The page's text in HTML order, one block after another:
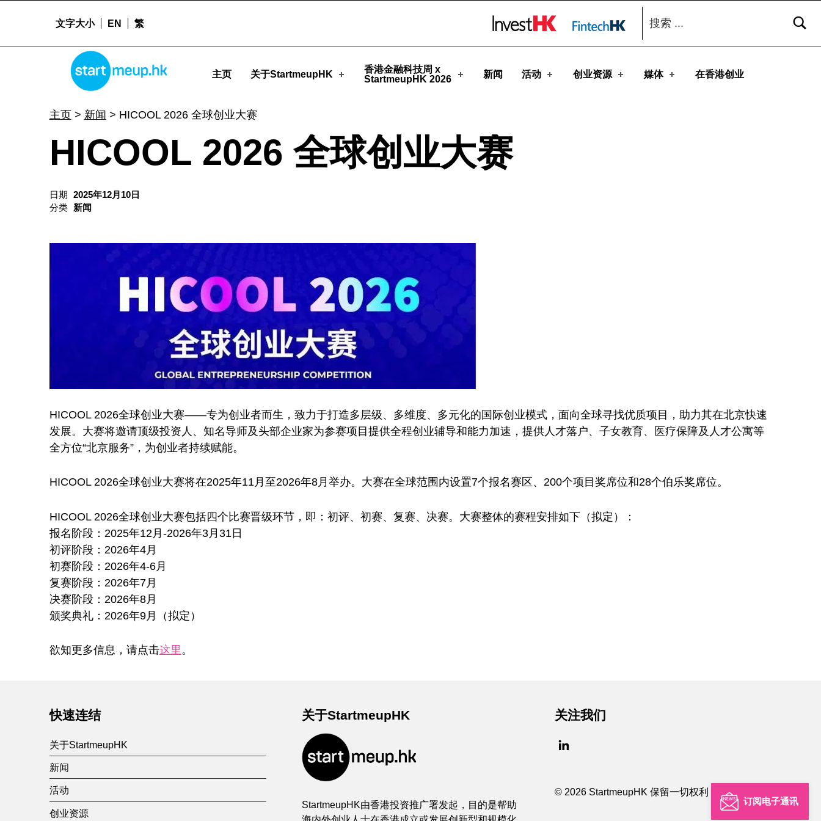
订阅电子通讯
HICOOL 2026 全球创业大赛 - StartmeupHK
STARTMEUPHK
主页 关于StartmeupHK
香港金融科技周 x
StartmeupHK 2026
新闻 活动 创业资源 媒体 在香港创业
文字大小 EN 繁
搜索：
主页> 新闻 > HICOOL 2026 全球创业大赛
HICOOL 2026 全球创业大赛
日期
2025年12月10日
分类
新闻
HICOOL 2026全球创业大赛——专为创业者而生，致力于打造多层级、多维度、多元化的国际创业模式，面向全球寻找优质项目，助力其在北京快速
发展。大赛将邀请顶级投资人、知名导师及头部企业家为参赛项目提供全程创业辅导和能力加速，提供人才落户、子女教育、医疗保障及人才公寓等
全方位“北京服务”，为创业者持续赋能。
HICOOL 2026全球创业大赛将在2025年11月至2026年8月举办。大赛在全球范围内设置7个报名赛区、200个项目奖席位和28个伯乐奖席位。
HICOOL 2026全球创业大赛包括四个比赛晋级环节，即：初评、初赛、复赛、决赛。大赛整体的赛程安排如下（拟定）：
报名阶段：2025年12月-2026年3月31日
初评阶段：2026年4月
初赛阶段：2026年4-6月
复赛阶段：2026年7月
决赛阶段：2026年8月
颁奖典礼：2026年9月（拟定）
欲知更多信息，请点击这里 。
快速连结
关于StartmeupHK
新闻
活动
创业资源
关于StartmeupHK
StartmeupHK由香港投资推广署发起，目的是帮助
关注我们
© 2026 StartmeupHK 保留一切权利